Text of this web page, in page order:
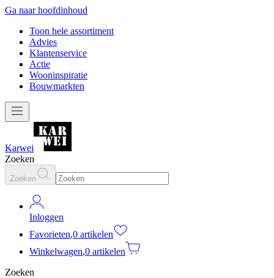
Ga naar hoofdinhoud
Toon hele assortiment
Advies
Klantenservice
Actie
Wooninspiratie
Bouwmarkten
Karwei
Zoeken
Zoeken
Inloggen
Favorieten,0 artikelen
Winkelwagen,0 artikelen
Zoeken